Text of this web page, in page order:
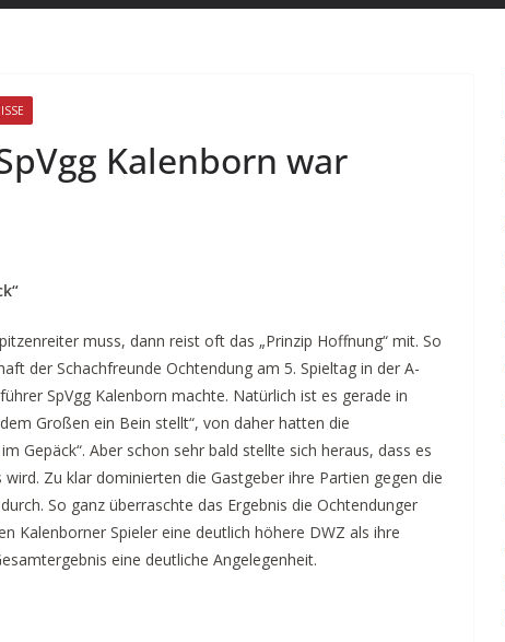
Kalenborn war
muss, dann reist oft das „Prinzip Hoffnung“ mit. So
der Schachfreunde Ochtendung am 5. Spieltag in der A-
SpVgg Kalenborn machte. Natürlich ist es gerade in
Großen ein Bein stellt“, von daher hatten die
Gepäck“. Aber schon sehr bald stellte sich heraus, dass es
Zu klar dominierten die Gastgeber ihre Partien gegen die
So ganz überraschte das Ergebnis die Ochtendunger
Kalenborner Spieler eine deutlich höhere DWZ als ihre
eine deutliche Angelegenheit.